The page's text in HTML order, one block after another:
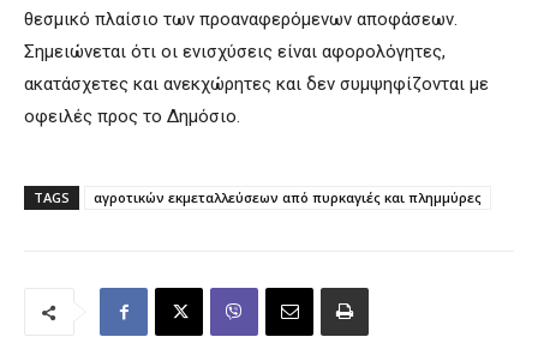
θεσμικό πλαίσιο των προαναφερόμενων αποφάσεων.
Σημειώνεται ότι οι ενισχύσεις είναι αφορολόγητες,
ακατάσχετες και ανεκχώρητες και δεν συμψηφίζονται με
οφειλές προς το Δημόσιο.
TAGS αγροτικών εκμεταλλεύσεων από πυρκαγιές και πλημμύρες